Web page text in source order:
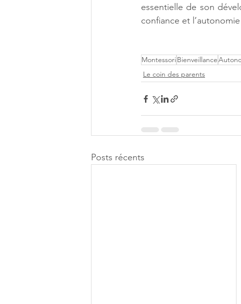
essentielle de son
confiance et
MontessoriBienveillance
Le coin des parents
Posts récents